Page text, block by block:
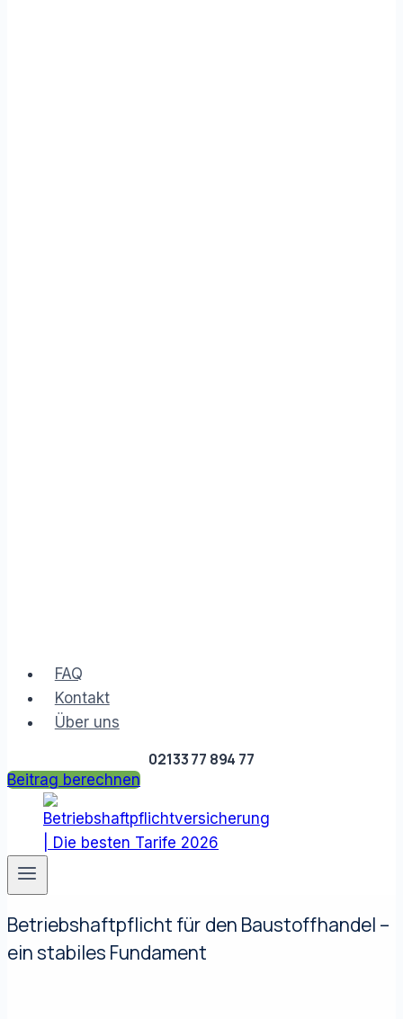
FAQ
Kontakt
Über uns
02133 77 894 77
Beitrag berechnen
Betriebshaftpflicht für den Baustoffhandel –
ein stabiles Fundament